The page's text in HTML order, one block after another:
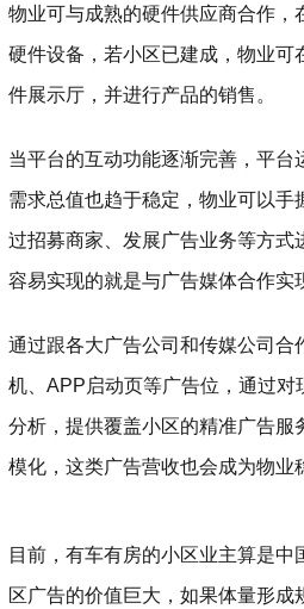
物业可与成熟的硬件供应商合作，
硬件设备，若小区已建成，物业可
件展示厅，并进行产品的销售。
当平台的互动功能逐渐完善，平台
需求总值也趋于稳定，物业可以手
过招募商家、发展广告业务等方式
容易实现的就是与广告媒体合作实
通过跟各大广告公司和传媒公司合
机、APP启动页等广告位，通过对
分析，提供覆盖小区的精准广告服
模化，这类广告营收也会成为物业
目前，有车有房的小区业主算是中
区广告的价值巨大，如果体量形